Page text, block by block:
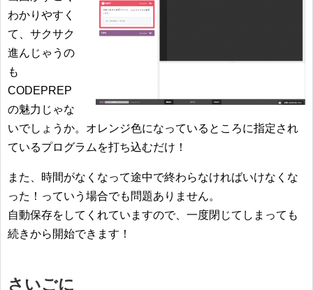
わかりやすく
て、サクサク
進んじゃうの
も
CODEPREP
の魅力じゃな
いでしょうか。オレンジ色になっているところに指定され
ているプログラムを打ち込むだけ！
また、時間がなくなって途中で終わらなければいけなくな
った！っていう場合でも問題ありません。
自動保存をしてくれていますので、一度閉じてしまっても
続きから開始できます！
さいごに